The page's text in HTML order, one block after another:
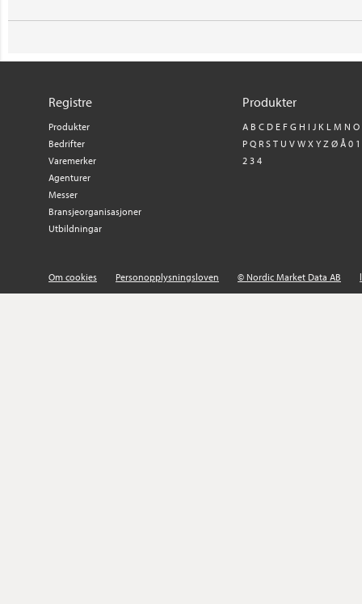
Registre
Produkter
Bedrifter
Varemerker
Agenturer
Messer
Bransjeorganisasjoner
Utbildningar
Produkter
A B C D E F G H I J K L M N O
P Q R S T U V W X Y Z Ø Å 0 1
2 3 4
Om cookies Personopplysningsloven © Nordic Market Data AB